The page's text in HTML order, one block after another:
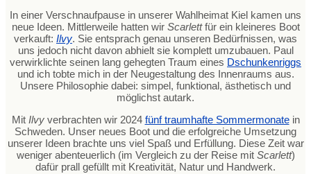
In einer Verschnaufpause in unserer Wahlheimat Kiel kamen uns
neue Ideen. Mittlerweile hatten wir Scarlettfür ein kleineres Boot
verkauft: Ilvy. Sie entsprach genau unseren Bedürfnissen, was
uns jedoch nicht davon abhielt sie komplett umzubauen. Paul
verwirklichte seinen lang gehegten Traum eines Dschunkenriggs
und ich tobte mich in der Neugestaltung des Innenraums aus.
Unsere Philosophie dabei: simpel, funktional, ästhetisch und
möglichst autark.
Mit Ilvy verbrachten wir 2024 fünf traumhafte Sommermonatein
Schweden. Unser neues Boot und die erfolgreiche Umsetzung
unserer Ideen brachte uns viel Spaß und Erfüllung. Diese Zeit war
weniger abenteuerlich (im Vergleich zu der Reise mit Scarlett)
dafür prall gefüllt mit Kreativität, Natur und Handwerk.